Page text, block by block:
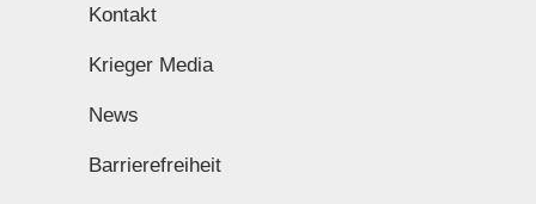
Kontakt
Krieger Media
News
Barrierefreiheit